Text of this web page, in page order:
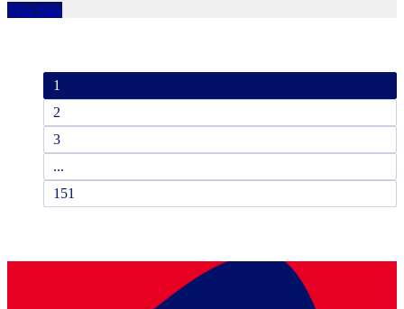
Veja mais
1
2
3
...
151